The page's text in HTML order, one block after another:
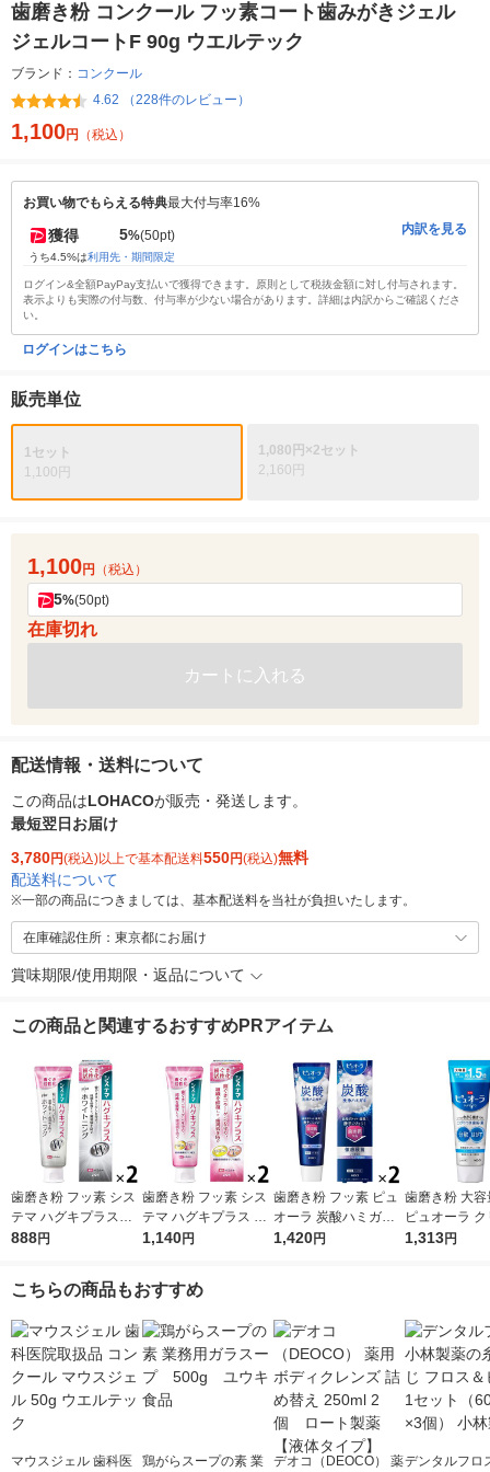
歯磨き粉 コンクール フッ素コート歯みがきジェル
ジェルコートF 90g ウエルテック
ブランド： コンクール
4.62 （228件のレビュー）
1,100円 （税込）
お買い物でもらえる特典最大付与率16%
獲得 5%(50pt)
うち4.5%は利用先・期間限定
内訳を見る
ログイン&全額PayPay支払いで獲得できます。原則として税抜金額に対し付与されます。
表示よりも実際の付与数、付与率が少ない場合があります。詳細は内訳からご確認くださ
い。
ログインはこちら
販売単位
1セット
1,100円
1,080円×2セット
2,160円
1,100円 （税込）
5%(50pt)
在庫切れ
カートに入れる
配送情報・送料について
この商品はLOHACOが販売・発送します。
最短翌日お届け
3,780円(税込)以上で基本配送料550円(税込)無料
配送料について
※一部の商品につきましては、基本配送料を当社が負担いたします。
在庫確認住所：東京都にお届け
賞味期限/使用期限・返品について
この商品と関連するおすすめPRアイテム
歯磨き粉 フッ素 シス
テマ ハグキプラスW
ホワイトニング ハミ
セット（2本） ライオ
888円
歯磨き粉 フッ素 シス
テマ ハグキプラス ハ
ミガキ 組織修復成分
本） ライオン
1,140円
歯磨き粉 フッ素 ピュ
オーラ 炭酸ハミガキ
95g クリスタルソーダ
1,420円
歯磨き粉 大容
ピュオーラ
ミント 170g
1,313円
こちらの商品もおすすめ
マウスジェル 歯科医
鶏がらスープの素 業
デオコ（DEOCO） 薬デンタルフロ